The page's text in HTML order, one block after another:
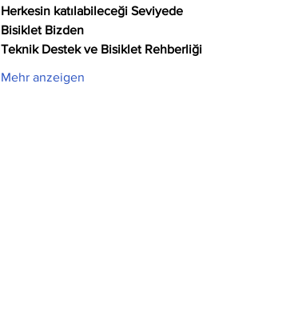
Herkesin katılabileceği Seviyede
Bisiklet Bizden
Teknik Destek ve Bisiklet Rehberliği
Mehr anzeigen